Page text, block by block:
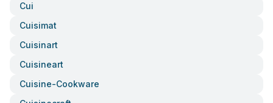
Cui
Cuisimat
Cuisinart
Cuisineart
Cuisine-Cookware